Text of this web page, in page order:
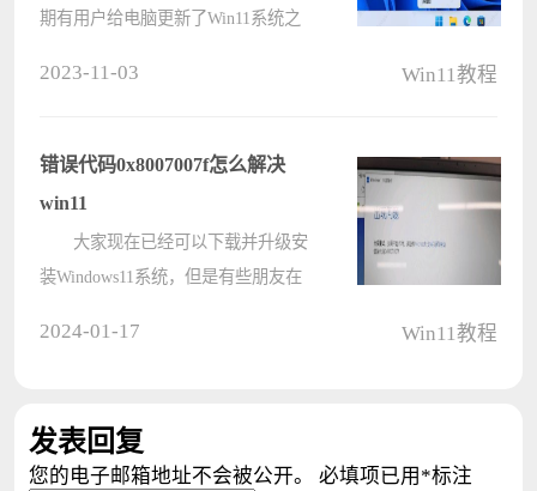
期有用户给电脑更新了Win11系统之
挡了。下面小编就来分享一下关于
win11桌????
2023-11-03 Win11教程
错误代码0x8007007f怎么解决
win11
大家现在已经可以下载并升级安
装Windows11系统，但是有些朋友在
统之????
2024-01-17 Win11教程
发表回复
您的电子邮箱地址不会被公开。 必填项已用 *标注